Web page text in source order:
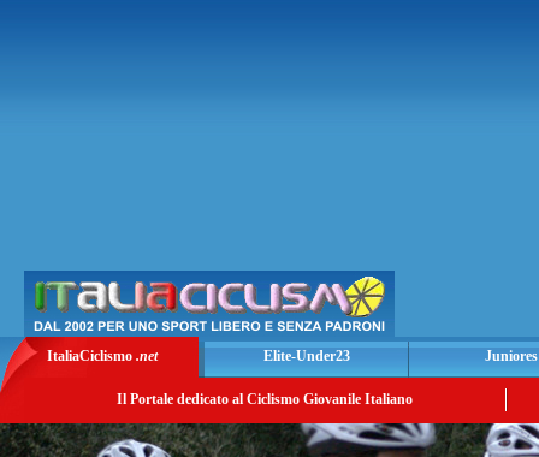
ItaliaCiclismo .net Elite-Under23 Juniores
Il Portale dedicato al Ciclismo Giovanile Italiano